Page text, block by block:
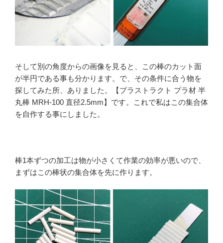
そして別の角度からの画像を見ると、この棒のカット面
が半円である事も分かります。で、その条件に合う物を
探してみた所、ありました。【プラストラクト プラ材 半
丸棒 MRH-100 直径2.5mm】です。これで私はこの集合体
を自作する事にしました。
棒1本ずつの加工は物が小さくて作業の効率が悪いので、
まずはこの棒状の集合体を先に作ります。